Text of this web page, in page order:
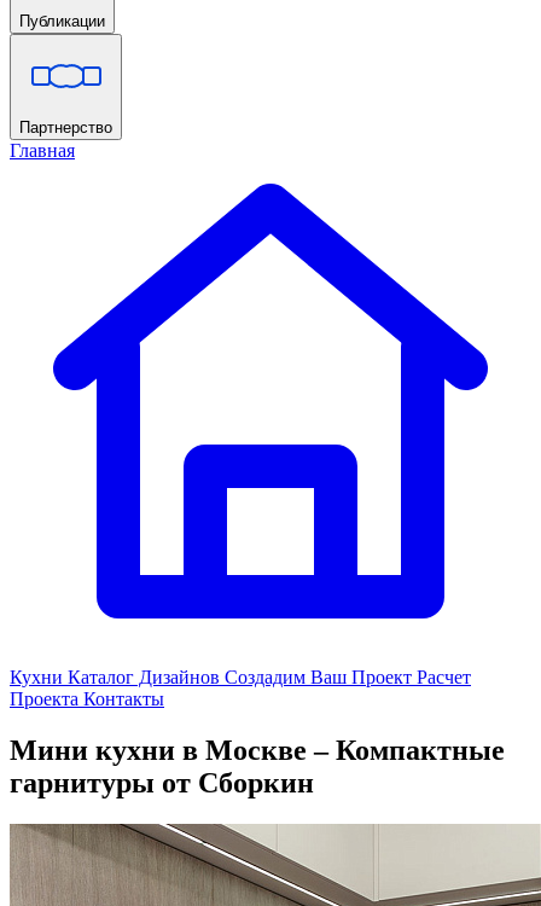
Публикации
Главная
Партнерство
Главная
Кухни Каталог Дизайнов Создадим Ваш Проект Расчет
Проекта Контакты
Мини кухни в Москве – Компактные
гарнитуры от Сборкин